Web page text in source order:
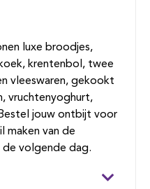
luxe broodjes,
krentenbol, twee
vleeswaren, gekookt
vruchtenyoghurt,
jouw ontbijt voor
maken van de
volgende dag.